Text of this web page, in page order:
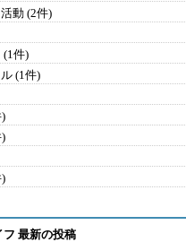
動 (2件)
(1件)
(1件)
フ 最新の投稿